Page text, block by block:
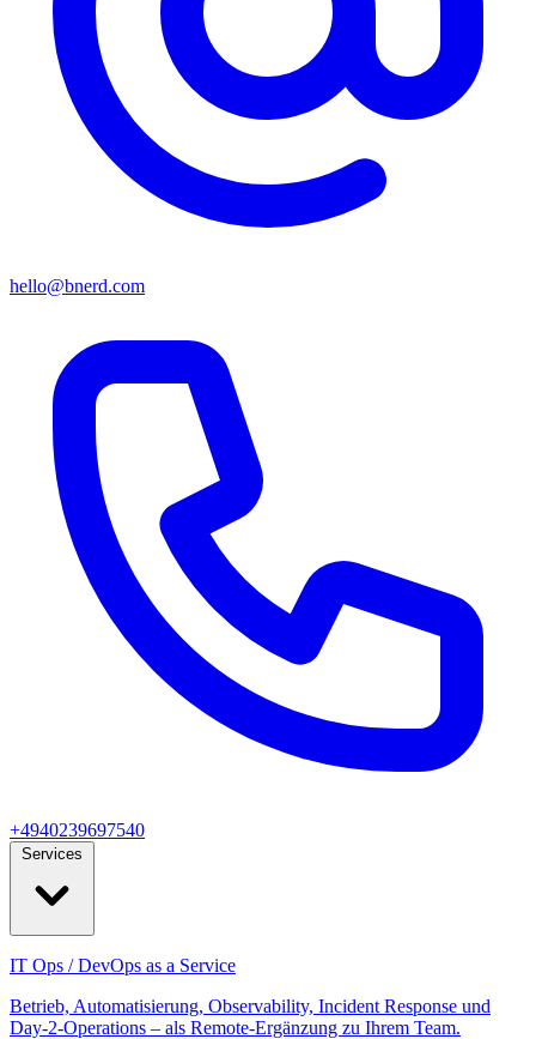
hello@bnerd.com
+4940239697540
Services
IT Ops / DevOps as a Service
Betrieb, Automatisierung, Observability, Incident Response und
Day‑2‑Operations – als Remote-Ergänzung zu Ihrem Team.